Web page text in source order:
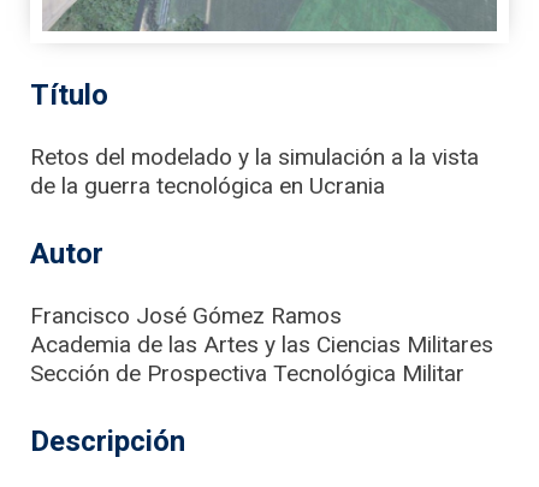
Título
Retos del modelado y la simulación a la vista
de la guerra tecnológica en Ucrania
Autor
Francisco José Gómez Ramos
Academia de las Artes y las Ciencias Militares
Sección de Prospectiva Tecnológica Militar
Descripción